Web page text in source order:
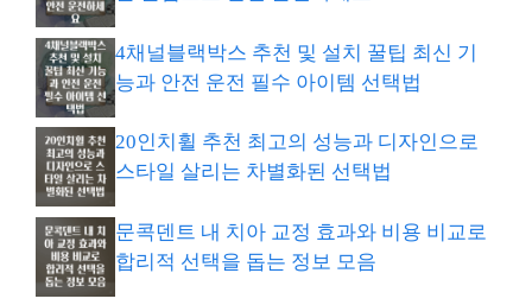
4채널블랙박스 추천 및 설치 꿀팁 최신 기
능과 안전 운전 필수 아이템 선택법
20인치휠 추천 최고의 성능과 디자인으로
스타일 살리는 차별화된 선택법
문콕덴트 내 치아 교정 효과와 비용 비교로
합리적 선택을 돕는 정보 모음